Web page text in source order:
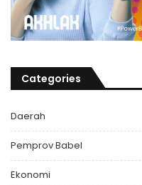
Categories
Daerah
Pemprov Babel
Ekonomi